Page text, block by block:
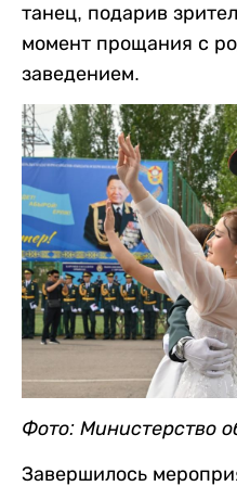
танец, подарив
момент прощания с
заведением.
Фото: Министерство
Завершилось